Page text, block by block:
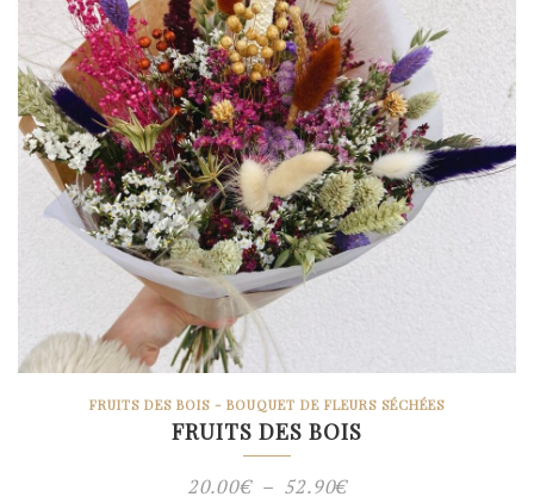
FRUITS DES BOIS - BOUQUET DE FLEURS SÉCHÉES
FRUITS DES BOIS
20.00€ – 52.90€Plage